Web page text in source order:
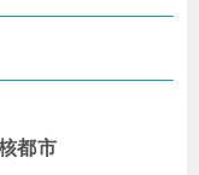
都市